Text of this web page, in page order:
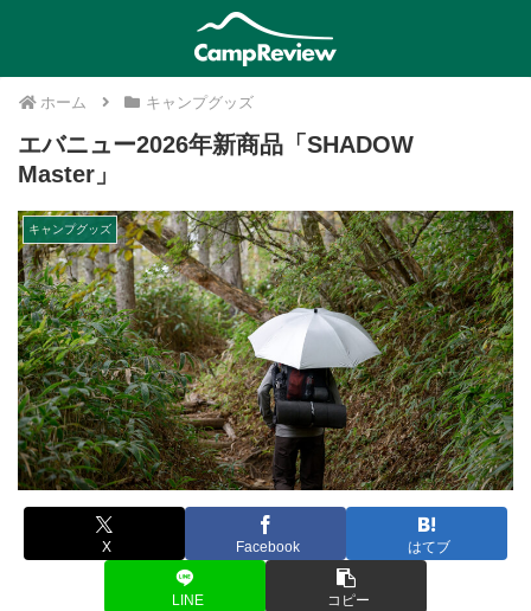
ホーム キャンプグッズ
エバニュー2026年新商品「SHADOW
Master」
キャンプグッズ
X Facebook はてブ
LINE コピー